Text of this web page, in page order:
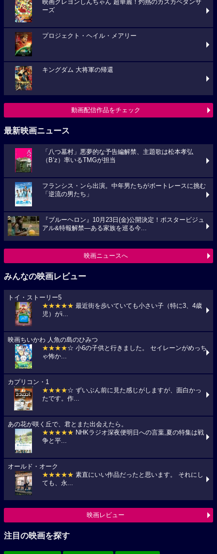
映画クレヨンしんちゃん 超華麗！灼熱のカスカベダンサ
ーズ
プロジェクト・ヘイル・メアリー
キングダム 大将軍の帰還
動画配信作品をチェック
最新映画ニュース
「八つ墓村」悪夢的な予告編解禁、主題歌は松本孝弘
（B’z）率いるTMGが担当
フランシス・ンら出演。中年男たちがボートレースに挑む
「逆流の男たち」
『ブルーヘロン』10月23日(金)公開決定！ポスタービジュ
アル&特報解禁―ある家族を巡る今...
映画ニュースへ
みんなの映画レビュー
トイ・ストーリー5
★★★★★ 最近街を歩いていても小さい子（特に3、4歳
児）がi...
映画ちいかわ 人魚の島のひみつ
★★★★☆ 小6の子供と行きました。 セイレーンがめっち
ゃ怖か...
カプリコン・1
★★★★☆ ずいぶん前に見た感じがしますが、面白かっ
たです。作...
あの花が咲く丘で、君とまた出会えたら。
★★★★★ NHKラジオ深夜便明日への言葉,夏の特集は戦
争と平...
オールド・オーク
★★★★★ 素直にいい作品だったと思います。 それにし
ても、永...
映画レビュー
注目の映画を探す